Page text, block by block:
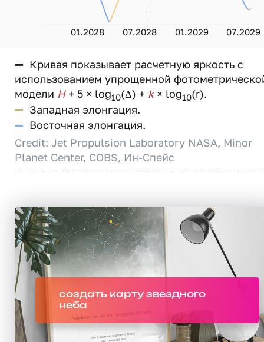
01.2028 07.2028 01.2029 07.2029
— Кривая показывает расчетную яркость с
использованием упрощенной
модели H+ 5 × log10(Δ) + k× log10(r).
— Западная элонгация.
— Восточная элонгация.
Credit: Jet Propulsion Laboratory NASA, Minor
Planet Center, COBS, Ин-Спейс
создать карту звездного
неба